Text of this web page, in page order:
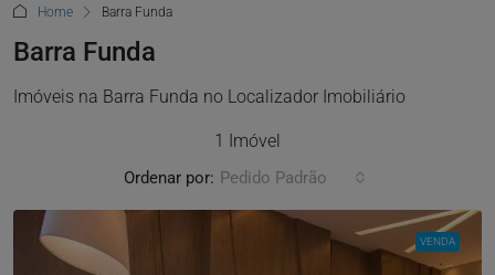
Home Barra Funda
Barra Funda
Imóveis na Barra Funda no Localizador Imobiliário
1 Imóvel
Ordenar por: Pedido Padrão
VENDA